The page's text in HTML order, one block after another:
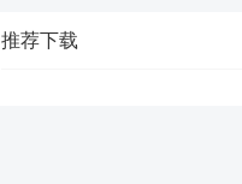
推荐下载